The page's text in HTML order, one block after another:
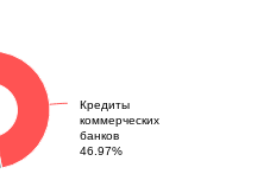
Кредиты
коммерческих
банков
46.97%